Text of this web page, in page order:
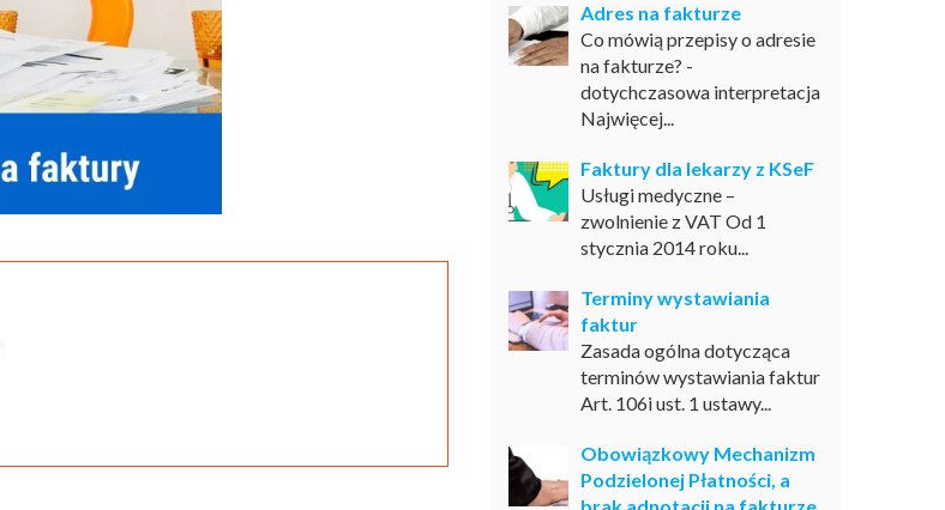
Adres na fakturze
Co mówią przepisy o adresie
na fakturze? -
dotychczasowa interpretacja
Najwięcej...
Faktury dla lekarzy z KSeF
Usługi medyczne –
zwolnienie z VAT Od 1
stycznia 2014 roku...
Terminy wystawiania
faktur
Zasada ogólna dotycząca
terminów wystawiania faktur
Art. 106i ust. 1 ustawy...
Obowiązkowy Mechanizm
Podzielonej Płatności, a